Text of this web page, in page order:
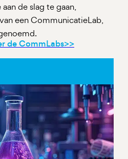
de slag te gaan,
een CommunicatieLab,
de CommLabs>>